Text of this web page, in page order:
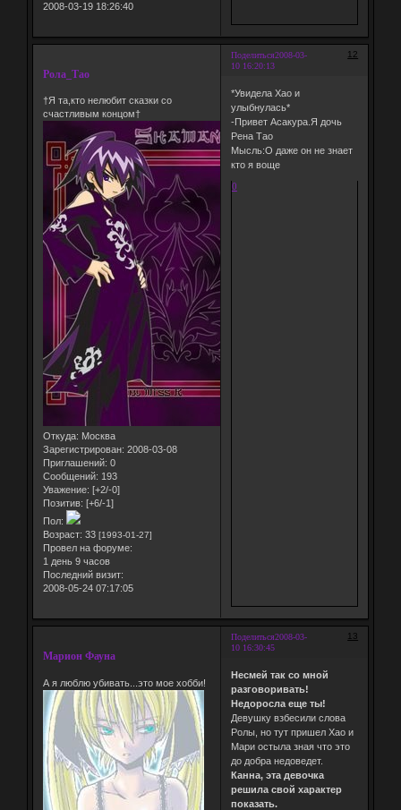
2008-03-19 18:26:40
Поделиться 12
2008-03-
10 16:20:13
Рола_Тао
†Я та,кто нелюбит сказки со
счастливым концом†
Откуда: Москва
Зарегистрирован: 2008-03-08
Приглашений: 0
Сообщений: 193
Уважение: [+2/-0]
Позитив: [+6/-1]
Пол:
Возраст: 33 [1993-01-27]
Провел на форуме:
1 день 9 часов
Последний визит:
2008-05-24 07:17:05
*Увидела Хао и
улыбнулась*
-Привет Асакура.Я дочь
Рена Тао
Мысль:О даже он не знает
кто я воще
0
Поделиться 13
2008-03-
10 16:30:45
Марион Фауна
А я люблю убивать...это мое хобби!
Несмей так со мной
разговоривать!
Недоросла еще ты!
Девушку взбесили слова
Ролы, но тут пришел Хао и
Мари остыла зная что это
до добра недоведет.
Канна, эта девочка
решила свой характер
показать.